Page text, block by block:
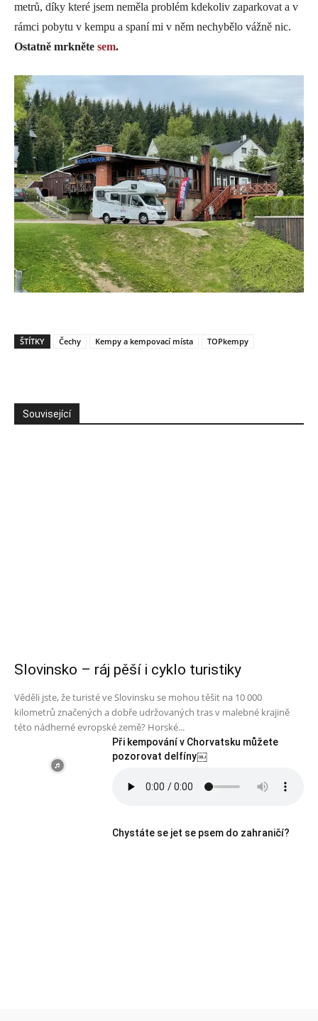
metrů, díky které jsem neměla problém kdekoliv zaparkovat a v
rámci pobytu v kempu a spaní mi v něm nechybělo vážně nic.
Ostatně mrkněte sem.
ŠTÍTKY Čechy Kempy a kempovací místa TOPkempy
Související
Slovinsko – ráj pěší i cyklo turistiky
Věděli jste, že turisté ve Slovinsku se mohou těšit na 10 000
kilometrů značených a dobře udržovaných tras v malebné krajině
této nádherné evropské země? Horské...
Při kempování v Chorvatsku můžete
pozorovat delfíny￼
Chystáte se jet se psem do zahraničí?